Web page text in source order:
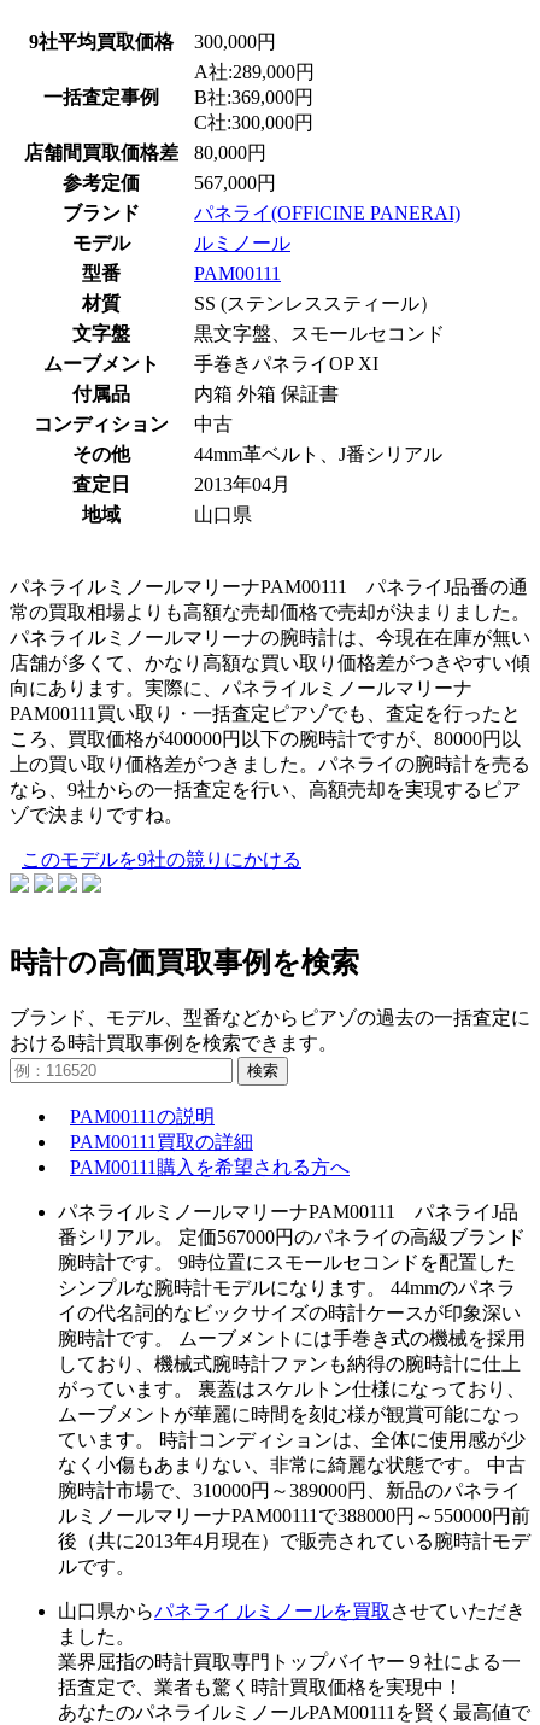
9社平均買取価格 300,000円
一括査定事例
A社:289,000円
B社:369,000円
C社:300,000円
店舗間買取価格差
80,000円
参考定価
567,000円
ブランド
パネライ(OFFICINE PANERAI)
モデル
ルミノール
型番
PAM00111
材質
SS (ステンレススティール）
文字盤
黒文字盤、スモールセコンド
ムーブメント
手巻きパネライOP XI
付属品
内箱 外箱 保証書
コンディション
中古
その他
44mm革ベルト、J番シリアル
査定日
2013年04月
地域
山口県
パネライルミノールマリーナPAM00111 パネライJ品番の通
常の買取相場よりも高額な売却価格で売却が決まりました。
パネライルミノールマリーナの腕時計は、今現在在庫が無い
店舗が多くて、かなり高額な買い取り価格差がつきやすい傾
向にあります。実際に、パネライルミノールマリーナ
PAM00111買い取り・一括査定ピアゾでも、査定を行ったと
ころ、買取価格が400000円以下の腕時計ですが、80000円以
上の買い取り価格差がつきました。パネライの腕時計を売る
なら、9社からの一括査定を行い、高額売却を実現するピア
ゾで決まりですね。
このモデルを9社の競りにかける
時計の高価買取事例を検索
ブランド、モデル、型番などからピアゾの過去の一括査定に
おける時計買取事例を検索できます。
検索
PAM00111の説明
PAM00111買取の詳細
PAM00111購入を希望される方へ
パネライルミノールマリーナPAM00111 パネライJ品
番シリアル。 定価567000円のパネライの高級ブランド
腕時計です。 9時位置にスモールセコンドを配置した
シンプルな腕時計モデルになります。 44mmのパネラ
イの代名詞的なビックサイズの時計ケースが印象深い
腕時計です。 ムーブメントには手巻き式の機械を採用
しており、機械式腕時計ファンも納得の腕時計に仕上
がっています。 裏蓋はスケルトン仕様になっており、
ムーブメントが華麗に時間を刻む様が観賞可能になっ
ています。 時計コンディションは、全体に使用感が少
なく小傷もあまりない、非常に綺麗な状態です。 中古
腕時計市場で、310000円～389000円、新品のパネライ
ルミノールマリーナPAM00111で388000円～550000円前
後（共に2013年4月現在）で販売されている腕時計モデ
ルです。
山口県からパネライ ルミノールを買取 させていただき
ました。
業界屈指の時計買取専門トップバイヤー９社による一
括査定で、業者も驚く時計買取価格を実現中！
あなたのパネライルミノールPAM00111を賢く最高値で